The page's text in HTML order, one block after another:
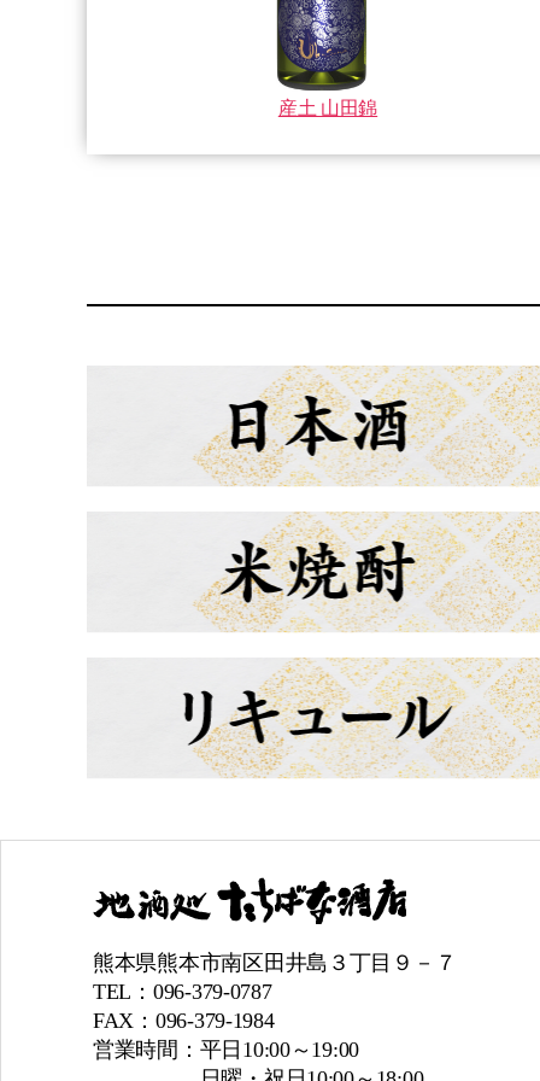
産土 山田錦
熊本県熊本市南区田井島３丁目９－７
TEL：096-379-0787
FAX：096-379-1984
営業時間：平日10:00～19:00